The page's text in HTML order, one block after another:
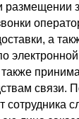
размещении
а
связи.
сотрудника